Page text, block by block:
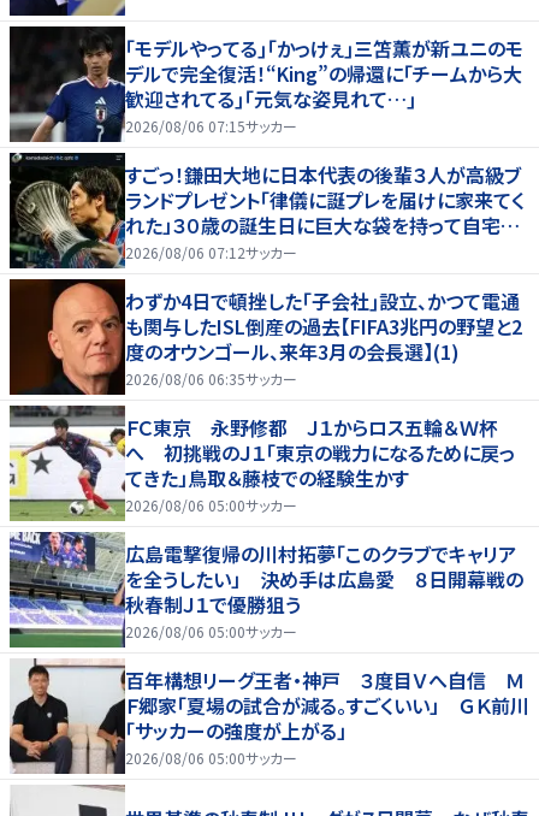
｢モデルやってる｣｢かっけぇ｣三笘薫が新ユニのモ
デルで完全復活！“King”の帰還に｢チームから大
歓迎されてる｣｢元気な姿見れて…｣
2026/08/06 07:15サッカー
すごっ！鎌田大地に日本代表の後輩３人が高級ブ
ランドプレゼント「律儀に誕プレを届けに家来てく
れた」３０歳の誕生日に巨大な袋を持って自宅訪
問
2026/08/06 07:12サッカー
わずか4日で頓挫した｢子会社｣設立、かつて電通
も関与したISL倒産の過去【FIFA3兆円の野望と2
度のオウンゴール、来年3月の会長選】(1)
2026/08/06 06:35サッカー
ＦＣ東京 永野修都 Ｊ１からロス五輪＆Ｗ杯
へ 初挑戦のＪ１「東京の戦力になるために戻っ
てきた」鳥取＆藤枝での経験生かす
2026/08/06 05:00サッカー
広島電撃復帰の川村拓夢「このクラブでキャリア
を全うしたい」 決め手は広島愛 ８日開幕戦の
秋春制Ｊ１で優勝狙う
2026/08/06 05:00サッカー
百年構想リーグ王者・神戸 ３度目Ｖへ自信 Ｍ
Ｆ郷家「夏場の試合が減る。すごくいい」 ＧＫ前川
「サッカーの強度が上がる」
2026/08/06 05:00サッカー